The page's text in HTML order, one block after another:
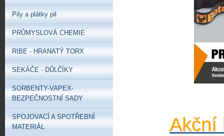
Akční
Pily a plátky pil
PRŮMYSLOVÁ CHEMIE
RIBE - HRANATÝ TORX
SEKÁČE - DŮLČÍKY
SORBENTY-VAPEX-
BEZPEČNOSTNÍ SADY
SPOJOVACÍ A SPOTŘEBNÍ
MATERIÁL